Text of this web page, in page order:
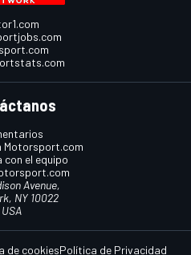
Motorsport.com
el equipo
Avenue,
NY 10022
USA
de cookiesPolítica de Privacidad